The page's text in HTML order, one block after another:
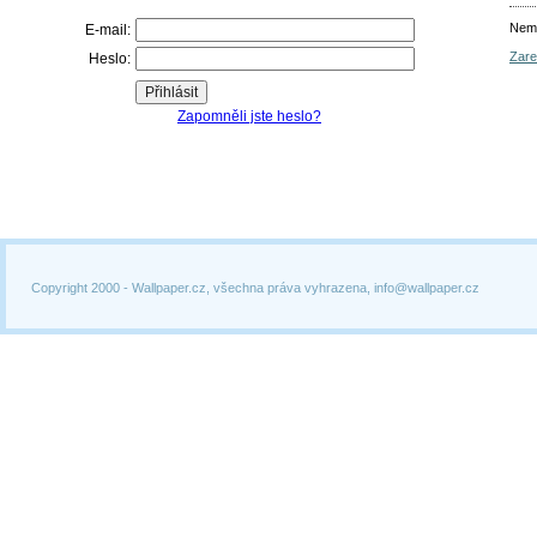
Copyright 2000 - Wallpaper.cz, všechna práva vyhrazena, info@wallpaper.cz